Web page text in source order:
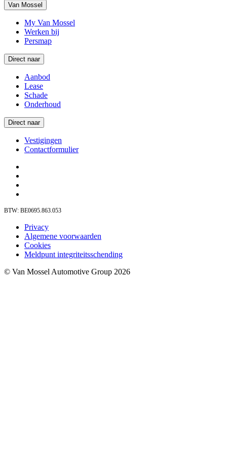
Van Mossel
My Van Mossel
Werken bij
Persmap
Direct naar
Aanbod
Lease
Schade
Onderhoud
Direct naar
Vestigingen
Contactformulier
BTW: BE0695.863.053
Privacy
Algemene voorwaarden
Cookies
Meldpunt integriteitsschending
© Van Mossel Automotive Group 2026